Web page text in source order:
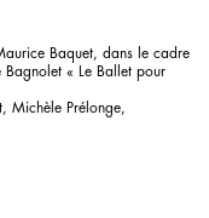
Baquet, dans le cadre
« Le Ballet pour
Michèle Prélonge,